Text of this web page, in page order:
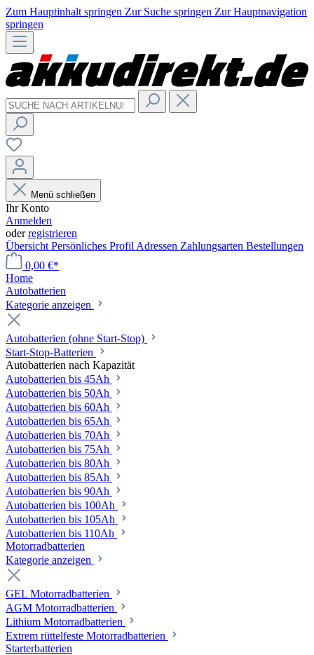
Zum Hauptinhalt springen Zur Suche springen Zur Hauptnavigation
springen
Menü schließen
Ihr Konto
Anmelden
oderregistrieren
Übersicht Persönliches Profil Adressen Zahlungsarten Bestellungen
0,00 €*
Home
Autobatterien
Kategorie anzeigen
Autobatterien (ohne Start-Stop)
Start-Stop-Batterien
Autobatterien nach Kapazität
Autobatterien bis 45Ah
Autobatterien bis 50Ah
Autobatterien bis 60Ah
Autobatterien bis 65Ah
Autobatterien bis 70Ah
Autobatterien bis 75Ah
Autobatterien bis 80Ah
Autobatterien bis 85Ah
Autobatterien bis 90Ah
Autobatterien bis 100Ah
Autobatterien bis 105Ah
Autobatterien bis 110Ah
Motorradbatterien
Kategorie anzeigen
GEL Motorradbatterien
AGM Motorradbatterien
Lithium Motorradbatterien
Extrem rüttelfeste Motorradbatterien
Starterbatterien